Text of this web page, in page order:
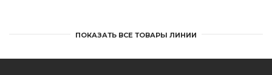
ПОКАЗАТЬ ВСЕ ТОВАРЫ ЛИНИИ